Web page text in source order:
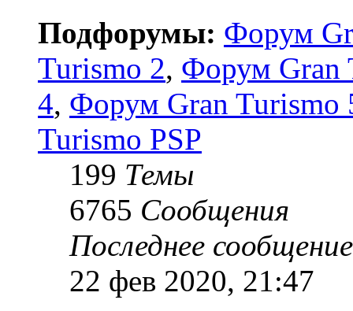
Подфорумы: Форум
Turismo 2, Форум Gran
4, Форум Gran Turismo
Turismo PSP
199 Темы
6765 Сообщения
Последнее сообщение
22 фев 2020, 21:47